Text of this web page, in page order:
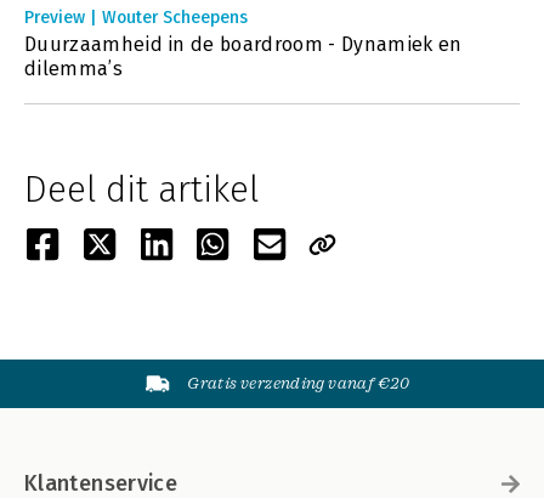
Preview | Wouter Scheepens
Duurzaamheid in de boardroom - Dynamiek en
dilemma’s
Deel dit artikel
Gratis verzending vanaf €20
Klantenservice